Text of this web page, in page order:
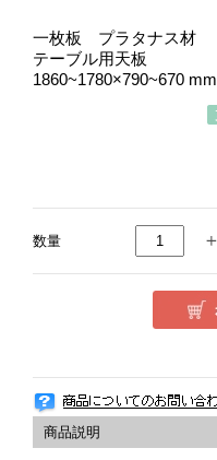
一枚板 プラタナス材
テーブル用天板
1860~1780×790~670 mm
数量